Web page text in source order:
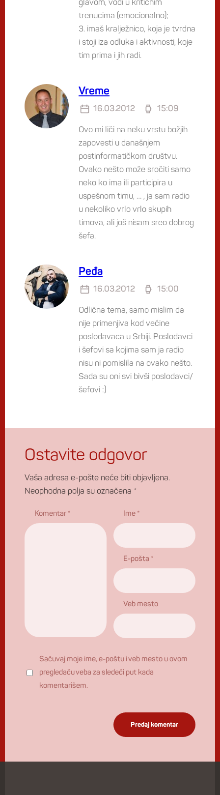
glavom, vodi u kritičnim
trenucima (emocionalno);
3. imaš kralježnico, koja je tvrdna
i stoji iza odluka i aktivnosti, koje
tim prima i jih radi.
Vreme
16.03.2012 15:09
Ovo mi liči na neku vrstu božjih
zapovesti u današnjem
postinformatičkom društvu.
Ovako nešto može sročiti samo
neko ko ima ili participira u
uspešnom timu, … , ja sam radio
u nekoliko vrlo vrlo skupih
timova, ali još nisam sreo dobrog
šefa.
Peđa
16.03.2012 15:00
Odlična tema, samo mislim da
nije primenjiva kod većine
poslodavaca u Srbiji. Poslodavci
i šefovi sa kojima sam ja radio
nisu ni pomislila na ovako nešto.
Sada su oni svi bivši poslodavci/
šefovi :)
Ostavite odgovor
Vaša adresa e-pošte neće biti objavljena.
Neophodna polja su označena *
Komentar * Ime *
E-pošta *
Veb mesto
Sačuvaj moje ime, e-poštu i veb mesto u ovom
pregledaču veba za sledeći put kada
komentarišem.